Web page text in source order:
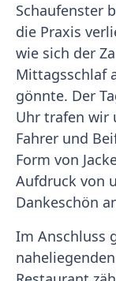
Schaufenster
die Praxis
wie sich der
Mittagsschlaf
gönnte. Der
Uhr trafen wir
Fahrer und
Form von
Aufdruck von
Dankeschön
Im Anschluss